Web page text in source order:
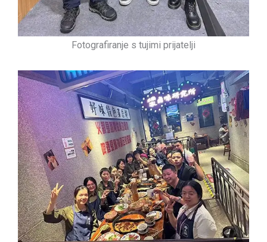
Fotografiranje s tujimi prijatelji